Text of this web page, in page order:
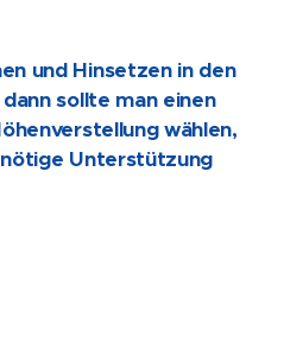
und Hinsetzen in den
sollte man einen
wählen,
Unterstützung